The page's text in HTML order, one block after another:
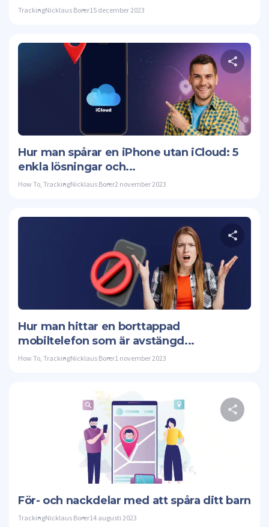
TrackingNicklaus Borer15 december 2023
Hur man spårar en iPhone utan iCloud: 5
enkla lösningar och...
How To TrackingNicklaus Borer2 november 2023
Hur man hittar en borttappad
mobiltelefon som är avstängd...
How To TrackingNicklaus Borer1 november 2023
För- och nackdelar med att spåra ditt barn
TrackingNicklaus Borer14 augusti 2023